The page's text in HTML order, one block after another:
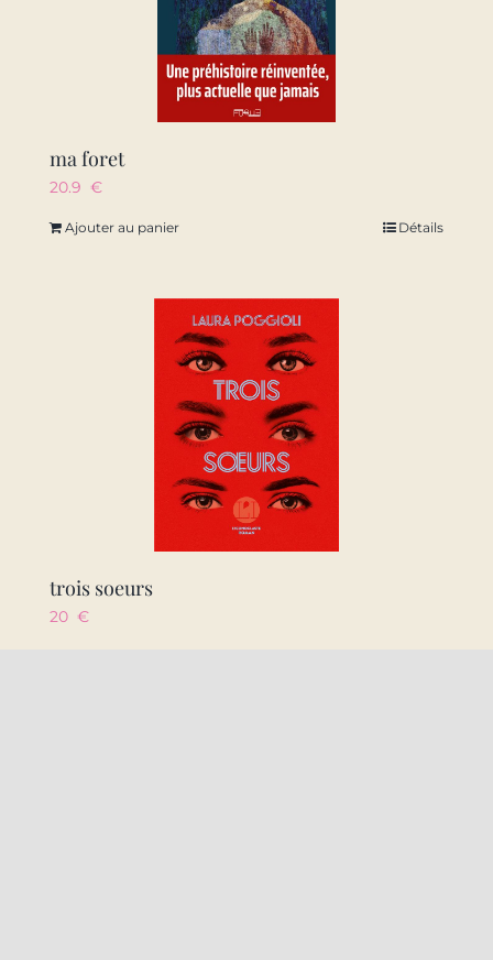
ma foret
20.9 €
Ajouter au panier Détails
trois soeurs
20 €